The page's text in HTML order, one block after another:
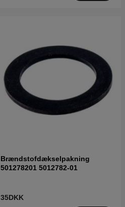
Brændstofdækselpakning
501278201 5012782-01
35DKK